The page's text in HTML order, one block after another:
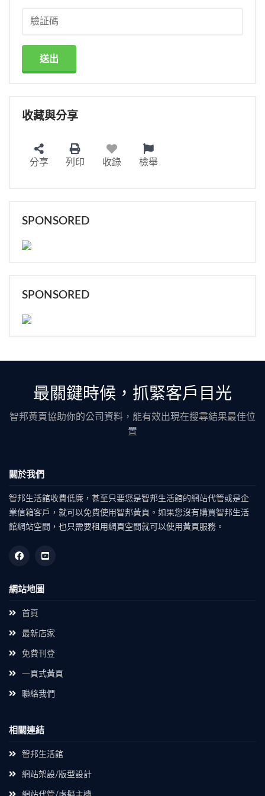
送出
收藏與分享
分享 列印 收錄 檢舉
SPONSORED
SPONSORED
最關鍵時候，抓緊客戶目光
智邦黃頁協助你的公司資料，能有效出現在搜尋結果最佳位
置
關於我們
智邦生活館收費低廉，甚至只要您是智邦生活館的網站代管或是企
業信箱客戶，就可以免費使用智邦黃頁。如果您沒有購買智邦生活
館網站空間，也只需要租用網頁空間就可以使用黃頁服務。
網站地圖
首頁
最新店家
免費刊登
一頁式黃頁
聯絡我們
相關連結
智邦生活館
網站架設/版型設計